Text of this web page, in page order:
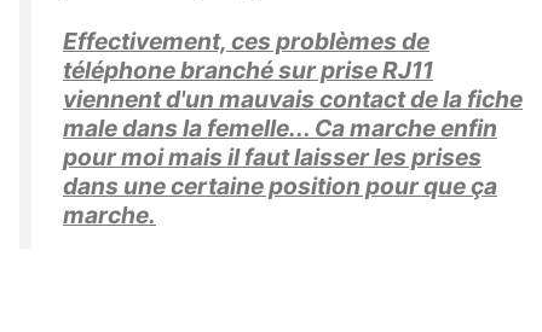
Effectivement, ces problèmes de
téléphone branché sur prise RJ11
viennent d'un mauvais contact de la fiche
male dans la femelle... Ca marche enfin
pour moi mais il faut laisser les prises
dans une certaine position pour que ça
marche.